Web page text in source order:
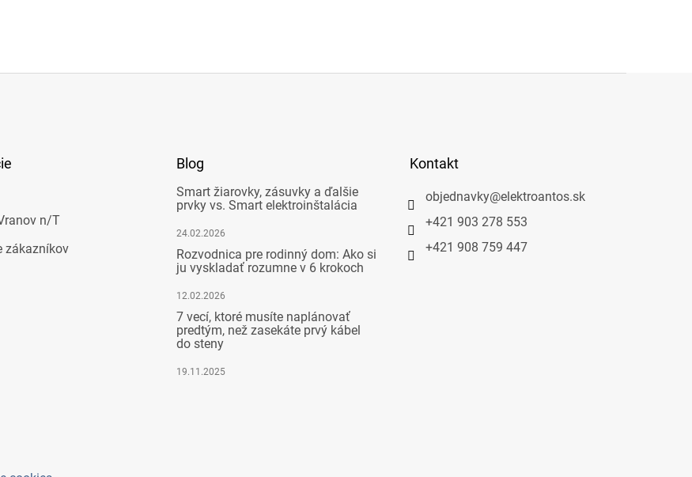
n/T
zákazníkov
Blog
Smart žiarovky, zásuvky a ďalšie
prvky vs. Smart elektroinštalácia
24.02.2026
Rozvodnica pre rodinný dom: Ako si
ju vyskladať rozumne v 6 krokoch
12.02.2026
7 vecí, ktoré musíte naplánovať
predtým, než zasekáte prvý kábel
do steny
19.11.2025
Kontakt
objednavky@elektroantos.sk
+421 903 278 553
+421 908 759 447